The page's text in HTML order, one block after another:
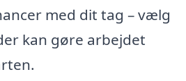
med dit tag – vælg
kan gøre arbejdet